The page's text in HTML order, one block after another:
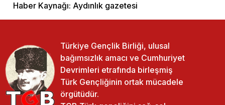
Haber Kaynağı: Aydınlık gazetesi
Türkiye Gençlik Birliği, ulusal
bağımsızlık amacı ve Cumhuriyet
Devrimleri etrafında birleşmiş
Türk Gençliğinin ortak mücadele
örgütüdür.